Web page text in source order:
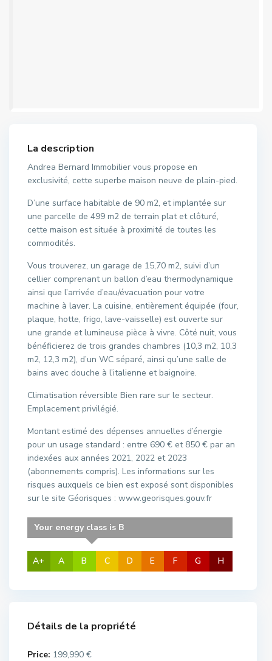
La description
Andrea Bernard Immobilier vous propose en
exclusivité, cette superbe maison neuve de plain-pied.
D’une surface habitable de 90 m2, et implantée sur
une parcelle de 499 m2 de terrain plat et clôturé,
cette maison est située à proximité de toutes les
commodités.
Vous trouverez, un garage de 15,70 m2, suivi d’un
cellier comprenant un ballon d’eau thermodynamique
ainsi que l’arrivée d’eau/évacuation pour votre
machine à laver. La cuisine, entièrement équipée (four,
plaque, hotte, frigo, lave-vaisselle) est ouverte sur
une grande et lumineuse pièce à vivre. Côté nuit, vous
bénéficierez de trois grandes chambres (10,3 m2, 10,3
m2, 12,3 m2), d’un WC séparé, ainsi qu’une salle de
bains avec douche à l’italienne et baignoire.
Climatisation réversible Bien rare sur le secteur.
Emplacement privilégié.
Montant estimé des dépenses annuelles d’énergie
pour un usage standard : entre 690 € et 850 € par an
indexées aux années 2021, 2022 et 2023
(abonnements compris). Les informations sur les
risques auxquels ce bien est exposé sont disponibles
sur le site Géorisques : www.georisques.gouv.fr
A+ A
Your energy class is B
B C D E F G H
Détails de la propriété
Price: 199,990 €